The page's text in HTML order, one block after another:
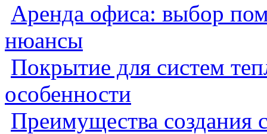
Аренда офиса: выбор
нюансы
Покрытие для систем
особенности
Преимущества создания